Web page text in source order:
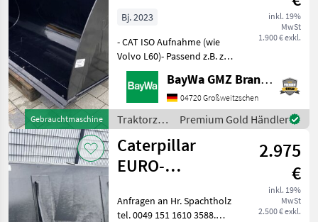
Gebrauchtmaschine
ERDBAUSCHAUFEL
0,95 M³
inkl. 19%
MwSt
1.900 € exkl.
Bj. 2023
- CAT ISO Aufnahme (wie
Volvo L60)- Passend z.B. zu
CAT 906 Traktorzubehör
Sonstiges Traktorzubehör
BayWa GMZ Brandenburg /Sachsen
04720 Großweitzschen
Traktorzubehör
/
Caterpillar
Premium Gold Händler
Caterpillar
EURO-
LEICHTGUTSCHAUFEL
1,9 M3
2.975
€
inkl. 19%
MwSt
2.500 € exkl.
Anfragen an Hr. Spachtholz
tel. 0049 151 1610 3588.